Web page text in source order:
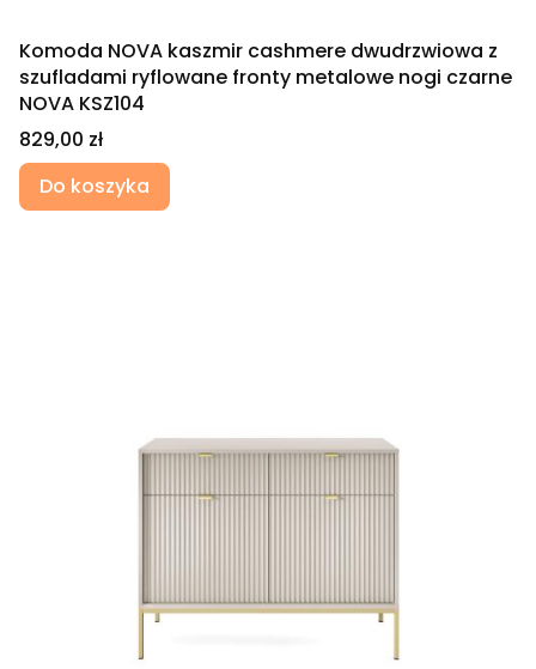
Komoda NOVA kaszmir cashmere dwudrzwiowa z
szufladami ryflowane fronty metalowe nogi czarne
NOVA KSZ104
Cena
829,00 zł
Do koszyka